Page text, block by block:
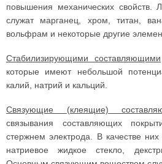
повышения механических свойств.
служат марганец, хром, титан,
вольфрам и некоторые другие
Стабилизирующими составляющими
которые имеют небольшой
калий, натрий и кальций.
Связующие (клеящие)
связывания составляющих
стержнем электрода. В качестве
натриевое жидкое стекло,